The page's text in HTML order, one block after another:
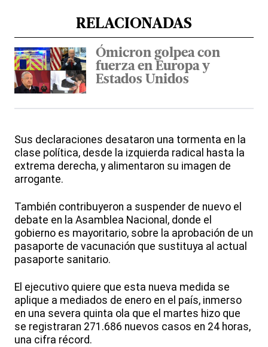
RELACIONADAS
Ómicron golpea con
fuerza en Europa y
Estados Unidos
Sus declaraciones desataron una tormenta en la
clase política, desde la izquierda radical hasta la
extrema derecha, y alimentaron su imagen de
arrogante.
También contribuyeron a suspender de nuevo el
debate en la Asamblea Nacional, donde el
gobierno es mayoritario, sobre la aprobación de un
pasaporte de vacunación que sustituya al actual
pasaporte sanitario.
El ejecutivo quiere que esta nueva medida se
aplique a mediados de enero en el país, inmerso
en una severa quinta ola que el martes hizo que
se registraran 271.686 nuevos casos en 24 horas,
una cifra récord.